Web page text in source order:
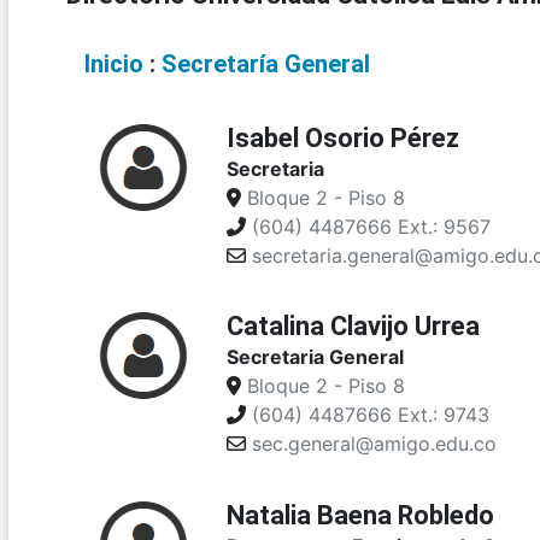
Inicio : Secretaría General
Isabel Osorio Pérez
Secretaria
Bloque 2 - Piso 8
(604) 4487666 Ext.: 9567
Catalina Clavijo Urrea
Secretaria General
Bloque 2 - Piso 8
(604) 4487666 Ext.: 9743
sec.general@amigo.edu.co
Natalia Baena Robledo